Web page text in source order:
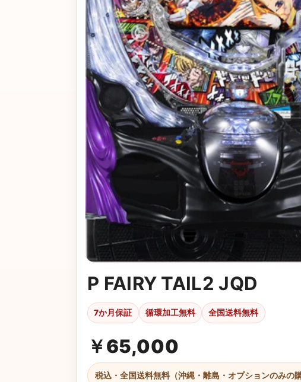
P FAIRY TAIL2 JQD
7か月保証 循環加工無料 全国送料無料
￥65,000
税込・全国送料無料（沖縄・離島・オプションのみの